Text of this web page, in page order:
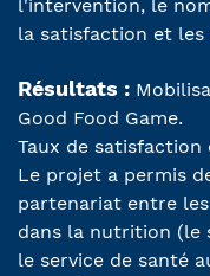
l'intervention, le
la satisfaction et les
Résultats :
Good Food Game.
Taux de satisfaction
Le projet a permis
partenariat entre
dans la nutrition (le
le service de santé